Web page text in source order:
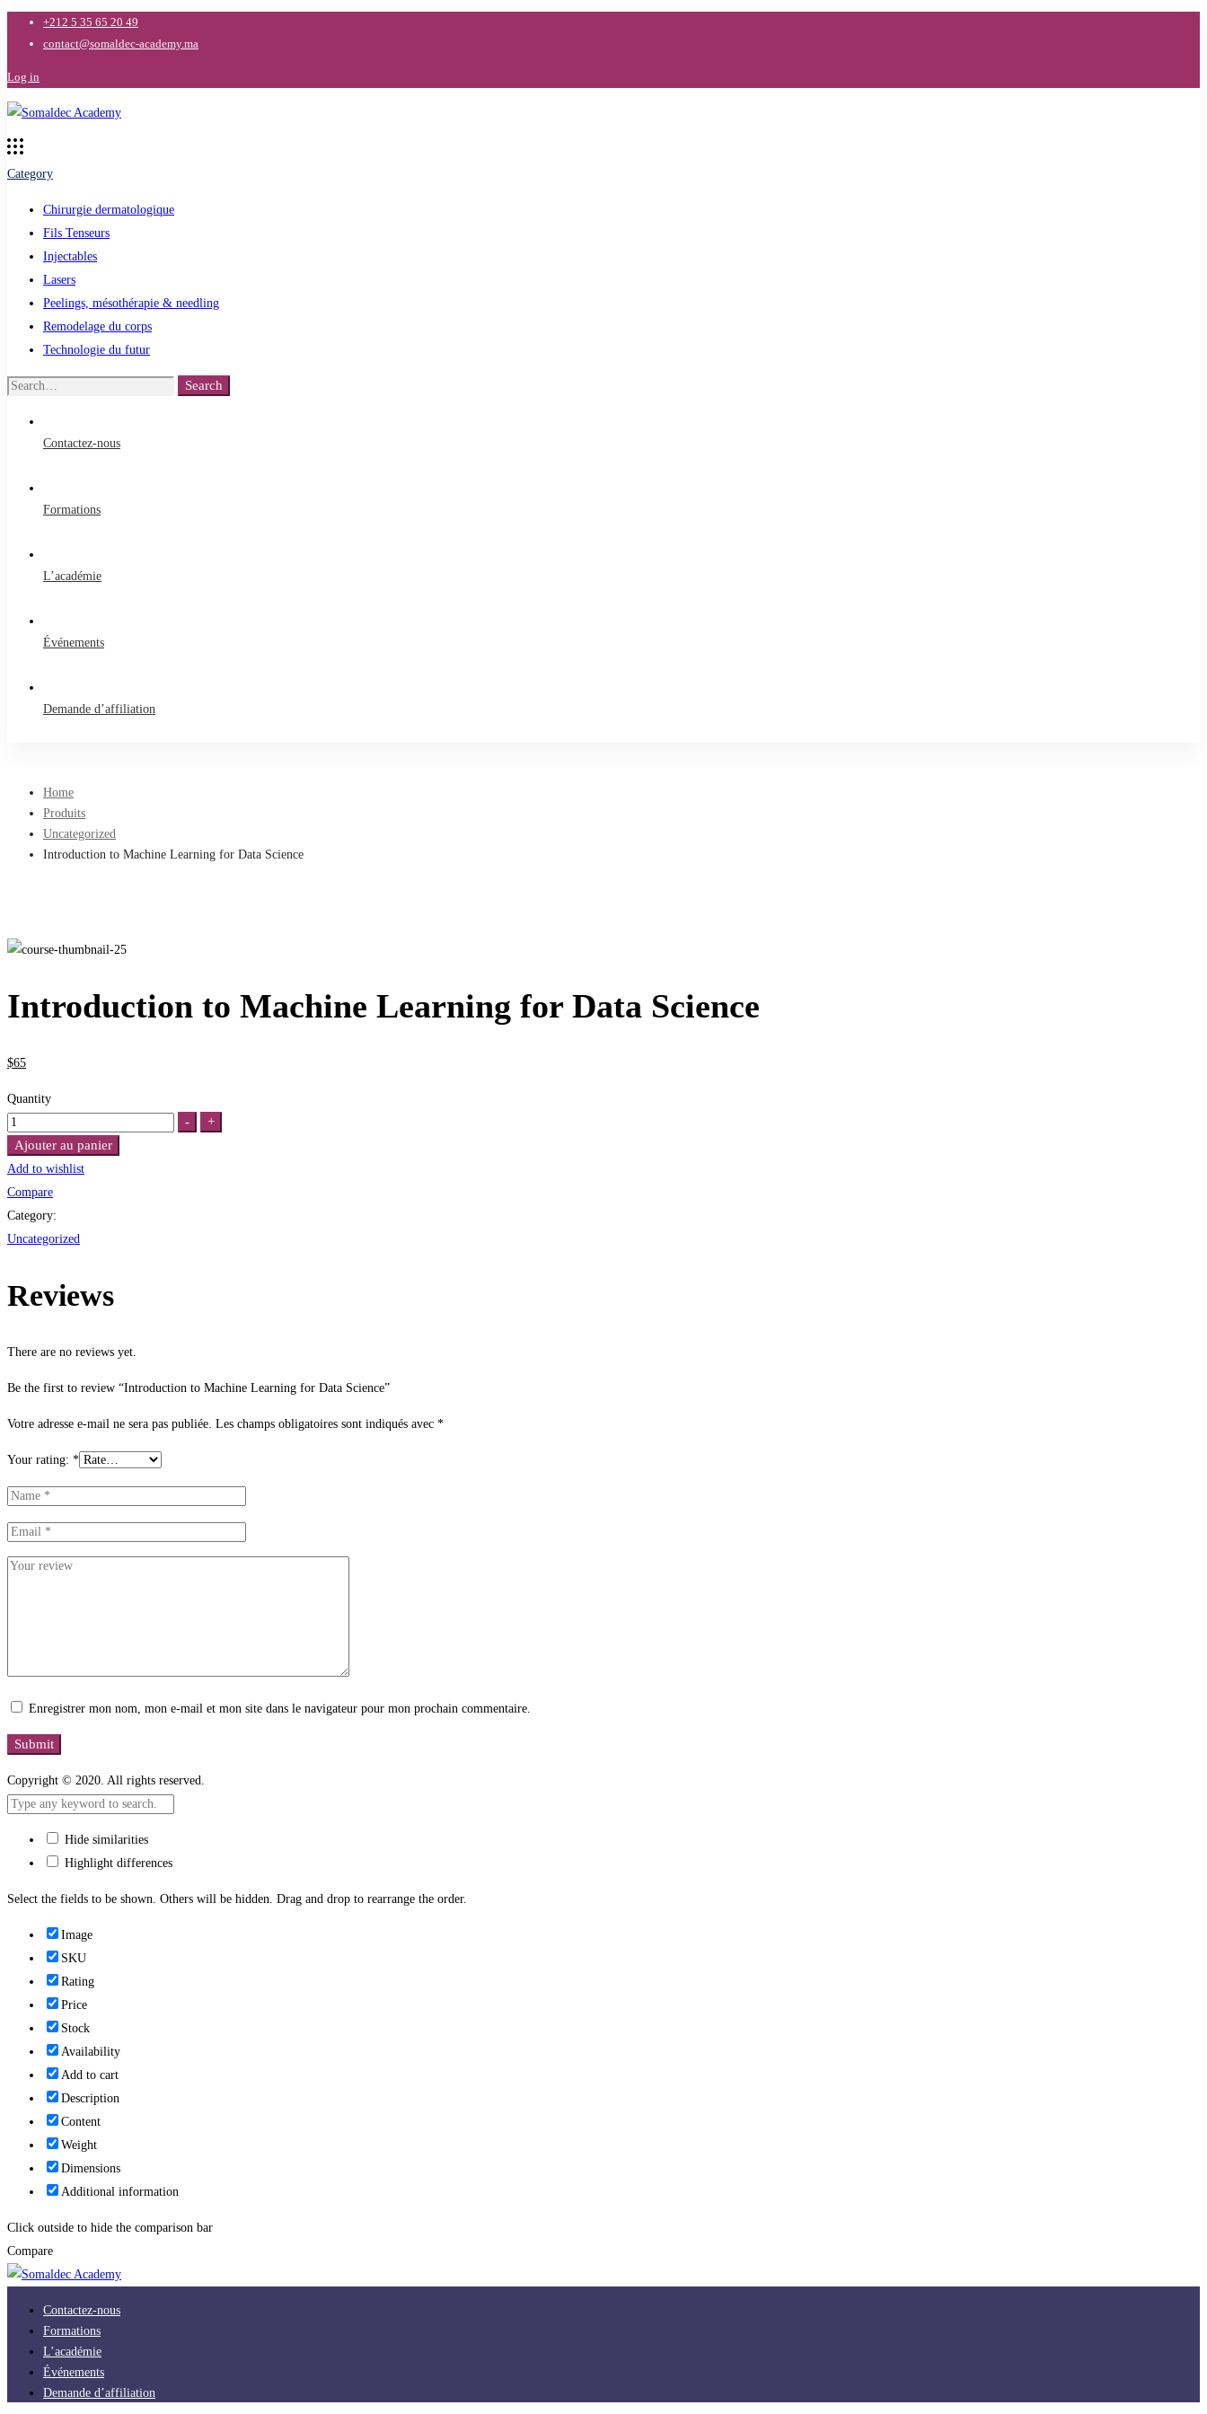
+212 5 35 65 20 49
contact@somaldec-academy.ma
Log in
Category
Chirurgie dermatologique
Fils Tenseurs
Injectables
Lasers
Peelings, mésothérapie & needling
Remodelage du corps
Technologie du futur
Search
Search
Contactez-nous
Formations
L’académie
Événements
Demande d’affiliation
Home
Produits
Uncategorized
Introduction to Machine Learning for Data Science
Introduction to Machine Learning for Data Science
$65
Quantity
Introduction
Machine
Learning
for
Data
quantity
-
+
Ajouter au panier
Add to wishlist
Compare
Category:
Uncategorized
Reviews
There are no reviews yet.
Be the first to review “Introduction to Machine Learning for Data Science”
Votre adresse e-mail ne sera pas publiée. Les champs obligatoires sont indiqués avec *
Your rating: *
Enregistrer mon nom, mon e-mail et mon site dans le navigateur pour mon prochain commentaire.
Copyright © 2020. All rights reserved.
Hide similarities
Highlight differences
Select the fields to be shown. Others will be hidden. Drag and drop to rearrange the order.
Image
SKU
Rating
Price
Stock
Availability
Add to cart
Description
Content
Weight
Dimensions
Additional information
Click outside to hide the comparison bar
Compare
Contactez-nous
Formations
L’académie
Événements
Demande d’affiliation